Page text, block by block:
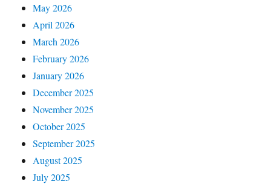
May 2026
April 2026
March 2026
February 2026
January 2026
December 2025
November 2025
October 2025
September 2025
August 2025
July 2025